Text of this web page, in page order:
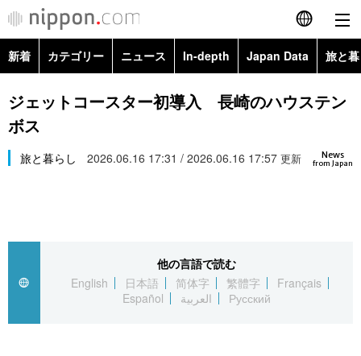
English
简体字
Русский
カテゴリー
経済・ビジネス
国際
トップ
アーカイブ
In-depth
Japan Data
新着 カテゴリー ニュース In-depth Japan Data 旅と
政治・外交
経済・ビジネス
Topics
ジェットコースター初導入 長崎のハウステン
ボス
News
from Japan
旅と暮らし 2026.06.16 17:31 / 2026.06.16 17:57 更新
他の言語で読む
English
日本語 简体字 繁體字
Français
Español
العربية Русский